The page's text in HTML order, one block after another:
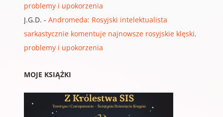
problemy i upokorzenia
J.G.D. - Andromeda: Rosyjski intelektualista
sarkastycznie komentuje najnowsze rosyjskie klęski,
problemy i upokorzenia
MOJE KSIĄŻKI